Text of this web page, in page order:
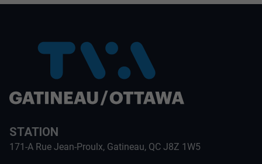
STATION
171-A Rue Jean-Proulx, Gatineau, QC J8Z 1W5